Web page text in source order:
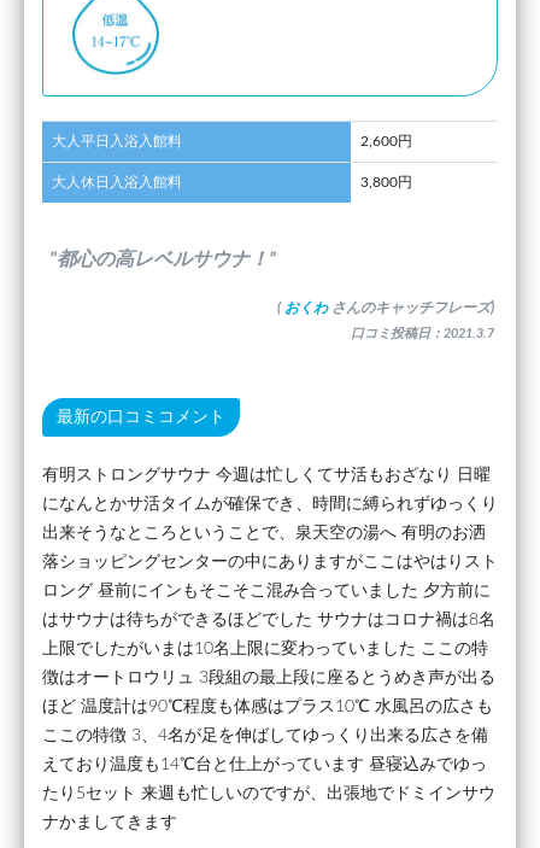
大人平日入浴入館料 2,600円
大人休日入浴入館料 3,800円
”都心の高レベルサウナ！”
( おくわ さんのキャッチフレーズ)
口コミ投稿日：2021.3.7
最新の口コミコメント
有明ストロングサウナ 今週は忙しくてサ活もおざなり 日曜
になんとかサ活タイムが確保でき、時間に縛られずゆっくり
出来そうなところということで、泉天空の湯へ 有明のお洒
落ショッピングセンターの中にありますがここはやはりスト
ロング 昼前にインもそこそこ混み合っていました 夕方前に
はサウナは待ちができるほどでした サウナはコロナ禍は8名
上限でしたがいまは10名上限に変わっていました ここの特
徴はオートロウリュ 3段組の最上段に座るとうめき声が出る
ほど 温度計は90℃程度も体感はプラス10℃ 水風呂の広さも
ここの特徴 3、4名が足を伸ばしてゆっくり出来る広さを備
えており温度も14℃台と仕上がっています 昼寝込みでゆっ
たり5セット 来週も忙しいのですが、出張地でドミインサウ
ナかましてきます